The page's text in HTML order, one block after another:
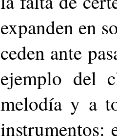
expanden en
ceden ante
ejemplo del
melodía y a
instrumentos: